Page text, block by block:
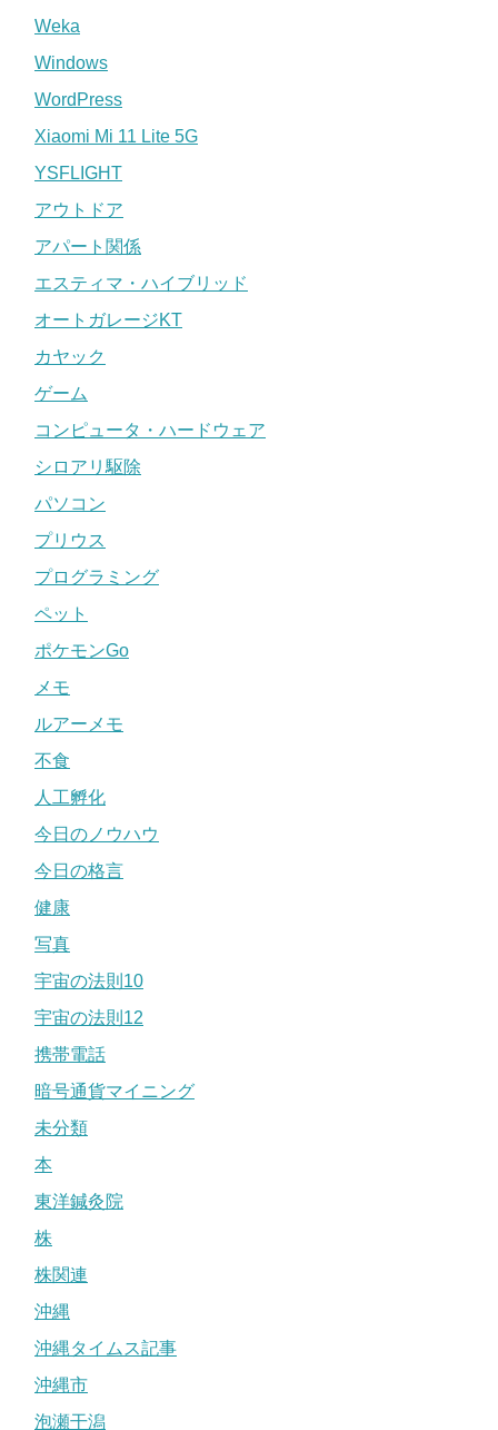
Weka
Windows
WordPress
Xiaomi Mi 11 Lite 5G
YSFLIGHT
アウトドア
アパート関係
エスティマ・ハイブリッド
オートガレージKT
カヤック
ゲーム
コンピュータ・ハードウェア
シロアリ駆除
パソコン
プリウス
プログラミング
ペット
ポケモンGo
メモ
ルアーメモ
不食
人工孵化
今日のノウハウ
今日の格言
健康
写真
宇宙の法則10
宇宙の法則12
携帯電話
暗号通貨マイニング
未分類
本
東洋鍼灸院
株
株関連
沖縄
沖縄タイムス記事
沖縄市
泡瀬干潟